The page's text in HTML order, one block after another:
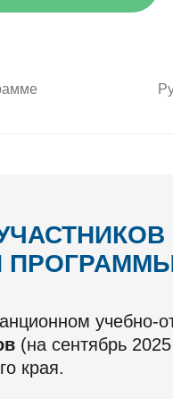
учебно-
(на сентябрь
края.